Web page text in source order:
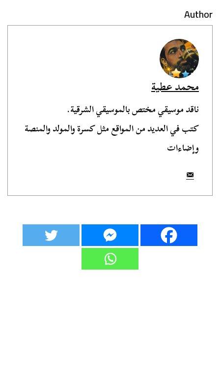
Author
محمد عطية
ناقد موسيقي مختص بالموسيقي الشرقية.
كتب في العديد من المواقع مثل كسرة والمولد والمنصة
وإضاءات